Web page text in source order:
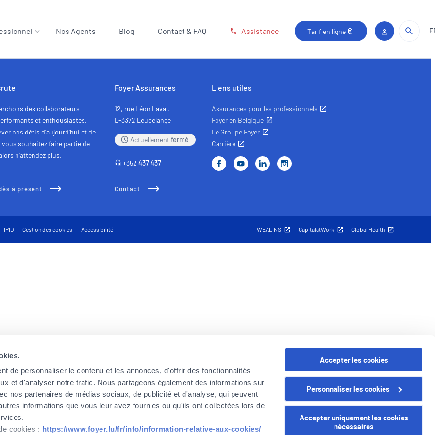
de personnaliser le contenu et les annonces, d'offrir des fonctionnalités
et d'analyser notre trafic. Nous partageons également des informations sur
nos partenaires de médias sociaux, de publicité et d'analyse, qui peuvent
informations que vous leur avez fournies ou qu'ils ont collectées lors de
cookies : https://www.foyer.lu/fr/info/information-relative-aux-cookies/
Accepter les cookies
Personnaliser les cookies
Accepter uniquement les cookies
nécessaires
Nos Agents Blog Contact & FAQ Assistance Tarif en ligne
Espace client
des collaborateurs
et enthousiastes,
nos défis d’aujourd’hui et de
vous souhaitez faire partie de
n’attendez plus.
à présent
Foyer Assurances
12, rue Léon Laval,
L-3372 Leudelange
Actuellementfermé
+352 437 437
Contact
Liens utiles
Assurances pour les professionnels
Foyer en Belgique
Le Groupe Foyer
Carrière
IPID Gestion des cookies Accessibilité WEALINS CapitalatWork Global Health